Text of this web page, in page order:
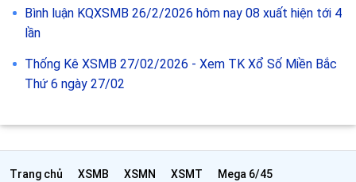
Bình luận KQXSMB 26/2/2026 hôm nay 08 xuất hiện tới 4
lần
Thống Kê XSMB 27/02/2026 - Xem TK Xổ Số Miền Bắc
Thứ 6 ngày 27/02
Trang chủ XSMB XSMN XSMT
Mega 6/45